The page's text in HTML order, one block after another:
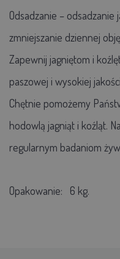
Odsadzanie –
zmniejszanie dziennej
Zapewnij jagniętom i
paszowej i wysokiej
Chętnie pomożemy
hodowlą jagniąt i koźląt.
regularnym badaniom
Opakowanie: 6 kg.